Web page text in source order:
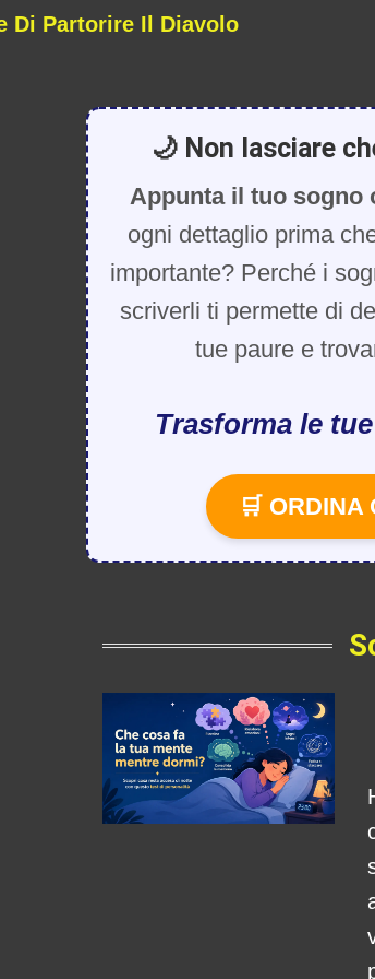
Di Partorire Il Diavolo
🌙 Non lasciare
Appunta il tuo sogno
ogni dettaglio prima
importante? Perché i
scriverli ti permette di
tue paure e
Trasforma le
🛒 ORDINA